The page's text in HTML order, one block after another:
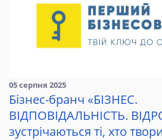
05 серпня 2025
Бізнес-бранч «БІЗНЕС.
ВІДПОВІДАЛЬНІСТЬ.
зустрічаються ті, хто